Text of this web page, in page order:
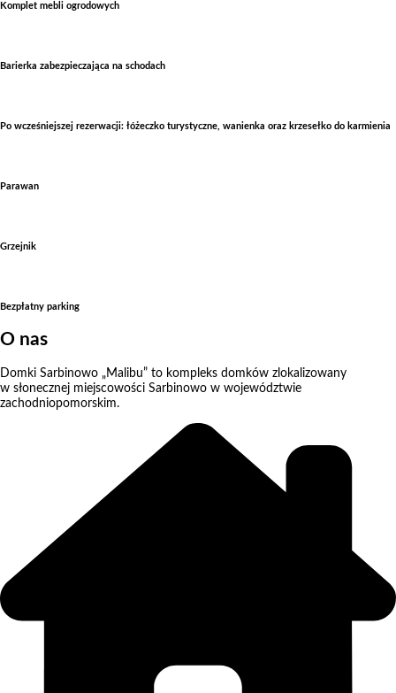
Komplet mebli ogrodowych
Barierka zabezpieczająca na schodach
Po wcześniejszej rezerwacji: łóżeczko turystyczne, wanienka oraz krzesełko do karmienia
Parawan
Grzejnik
Bezpłatny parking
O nas
Domki Sarbinowo „Malibu” to kompleks domków zlokalizowany
w słonecznej miejscowości Sarbinowo w województwie
zachodniopomorskim.